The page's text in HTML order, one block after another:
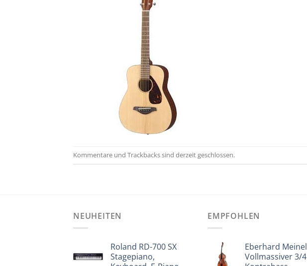
Kommentare und Trackbacks sind derzeit geschlossen.
NEUHEITEN
Roland RD-700 SX
Stagepiano,
EMPFOHLEN
Eberhard Meinel
Vollmassiver 3/4